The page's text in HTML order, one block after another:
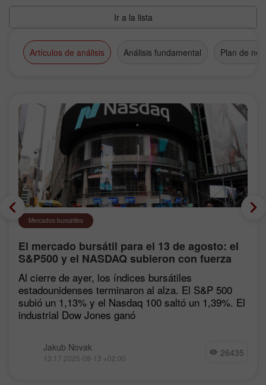
Ir a la lista
Artículos de análisis Análisis fundamental Plan de
Mercados bursátiles
El mercado bursátil para el 13 de agosto: el
S&P500 y el NASDAQ subieron con fuerza
tras las estadísticas de inflación
Al cierre de ayer, los índices bursátiles
estadounidenses terminaron al alza. El S&P 500
subió un 1,13% y el Nasdaq 100 saltó un 1,39%. El
industrial Dow Jones ganó
Jakub Novak
13:17 2025-08-13 +02:00 26435